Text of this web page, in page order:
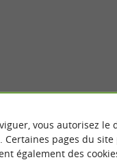
vous autorisez le
. Certaines pages du
également des